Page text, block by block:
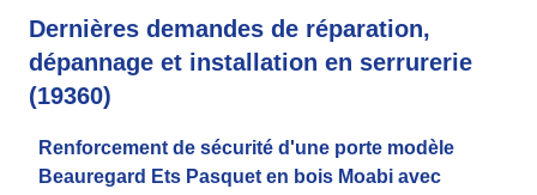
Dernières demandes de réparation,
dépannage et installation en serrurerie
(19360)
Renforcement de sécurité d'une porte modèle
Beauregard Ets Pasquet en bois Moabi avec